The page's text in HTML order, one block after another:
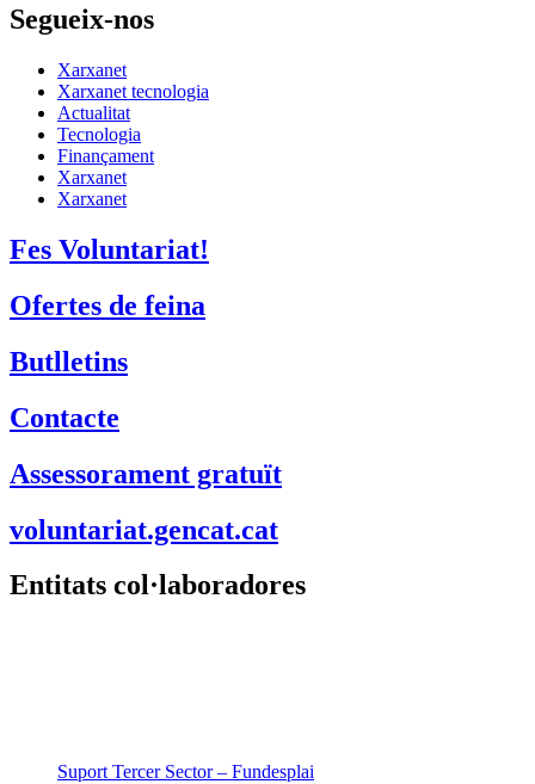
Segueix-nos
Xarxanet
Xarxanet tecnologia
Actualitat
Tecnologia
Finançament
Xarxanet
Xarxanet
Fes Voluntariat!
Ofertes de feina
Butlletins
Contacte
Assessorament gratuït
voluntariat.gencat.cat
Entitats col·laboradores
Suport Tercer Sector – Fundesplai